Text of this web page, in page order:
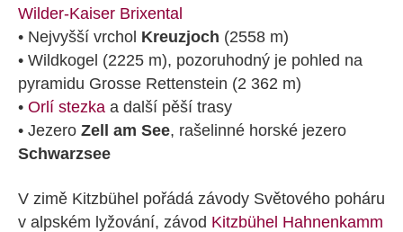
Wilder-Kaiser Brixental
• Nejvyšší vrchol Kreuzjoch (2558 m)
• Wildkogel (2225 m), pozoruhodný je pohled na
pyramidu Grosse Rettenstein (2 362 m)
• Orlí stezka a další pěší trasy
• Jezero Zell am See, rašelinné horské jezero
Schwarzsee
V zimě Kitzbühel pořádá závody Světového poháru
v alpském lyžování, závod Kitzbühel Hahnenkamm